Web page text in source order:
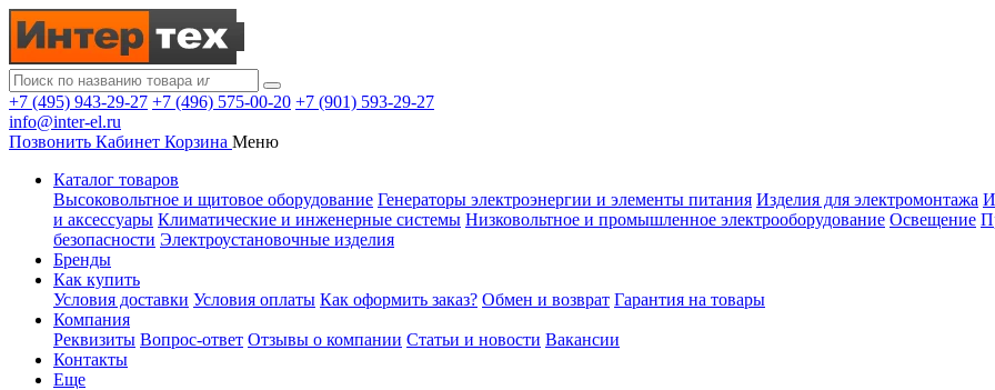
+7 (495) 943-29-27 +7 (496) 575-00-20 +7 (901) 593-29-27
info@inter-el.ru
Позвонить Кабинет Корзина Меню
Каталог товаров
Высоковольтное и щитовое оборудование Генераторы электроэнергии и элементы питания Изделия для электромонтажа
и аксессуары Климатические и инженерные системы Низковольтное и промышленное электрооборудование Освещение
безопасности Электроустановочные изделия
Бренды
Как купить
Условия доставки Условия оплаты Как оформить заказ? Обмен и возврат Гарантия на товары
Компания
Реквизиты Вопрос-ответ Отзывы о компании Статьи и новости Вакансии
Контакты
Еще